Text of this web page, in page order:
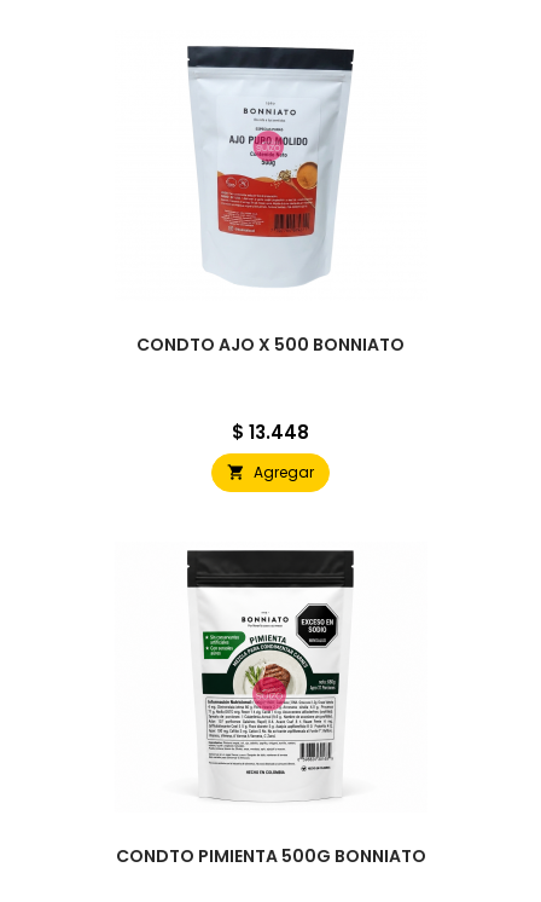
CONDTO AJO X 500 BONNIATO
Precio
$ 13.448
 Agregar
CONDTO PIMIENTA 500G BONNIATO